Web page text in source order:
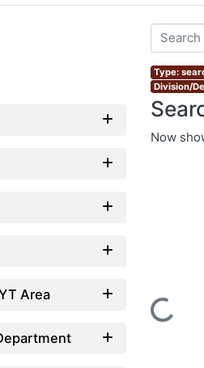
Area
Type:
Division/
Now
Loading...